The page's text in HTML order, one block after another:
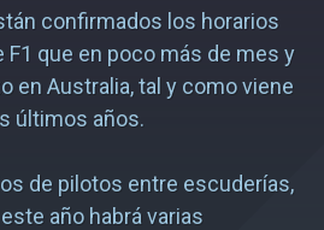
confirmados los horarios
F1 que en poco más de mes y
en Australia, tal y como viene
últimos años.
de pilotos entre escuderías,
año habrá varias